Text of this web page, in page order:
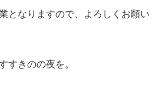
となりますので、よろしくお願い
すきのの夜を。